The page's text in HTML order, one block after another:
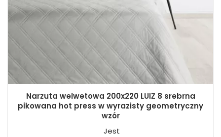
Narzuta welwetowa 200x220 LUIZ 8 srebrna
pikowana hot press w wyrazisty geometryczny
wzór
Jest